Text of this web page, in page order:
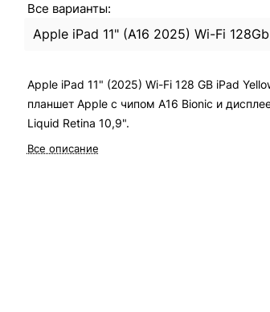
Все варианты:
Apple iPad 11" (2025) Wi-Fi 128 GB iPad
планшет Apple с чипом A16 Bionic и
Liquid Retina 10,9".
Все описание